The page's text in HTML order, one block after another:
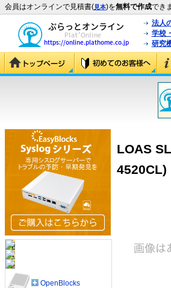
会員はオンラインで見積書(見本)を無料で作成でき
法人
学校
研究
LOAS
4520CL)
OpenBlocks